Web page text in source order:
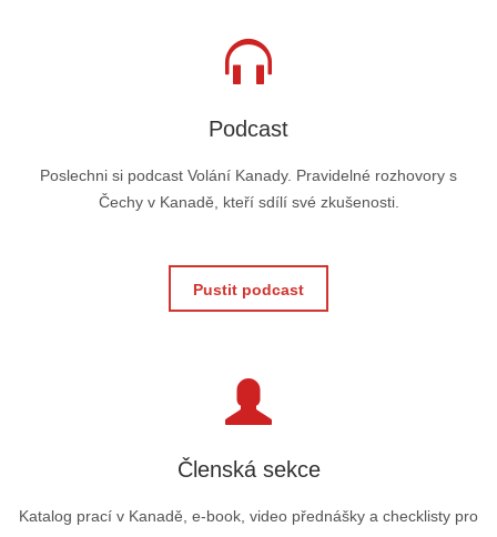
Podcast
Poslechni si podcast Volání Kanady. Pravidelné rozhovory s
Čechy v Kanadě, kteří sdílí své zkušenosti.
Pustit podcast
Členská sekce
Katalog prací v Kanadě, e-book, video přednášky a checklisty pro